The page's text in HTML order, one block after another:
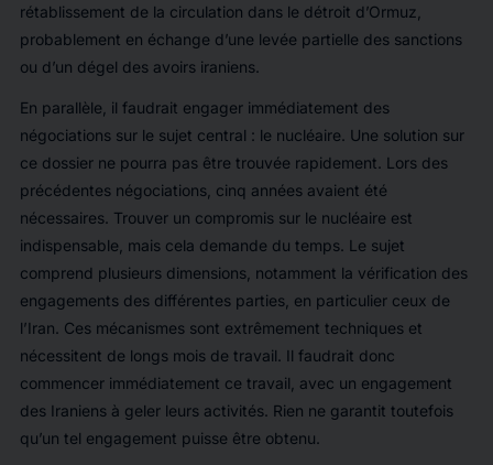
rétablissement de la circulation dans le détroit d’Ormuz,
probablement en échange d’une levée partielle des sanctions
ou d’un dégel des avoirs iraniens.
En parallèle, il faudrait engager immédiatement des
négociations sur le sujet central : le nucléaire. Une solution sur
ce dossier ne pourra pas être trouvée rapidement. Lors des
précédentes négociations, cinq années avaient été
nécessaires. Trouver un compromis sur le nucléaire est
indispensable, mais cela demande du temps. Le sujet
comprend plusieurs dimensions, notamment la vérification des
engagements des différentes parties, en particulier ceux de
l’Iran. Ces mécanismes sont extrêmement techniques et
nécessitent de longs mois de travail. Il faudrait donc
commencer immédiatement ce travail, avec un engagement
des Iraniens à geler leurs activités. Rien ne garantit toutefois
qu’un tel engagement puisse être obtenu.